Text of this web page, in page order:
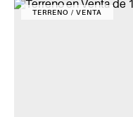
TERRENO / VENTA